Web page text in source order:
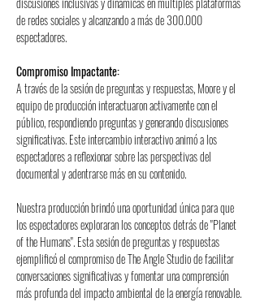
de redes sociales y alcanzando a más de 300.000
espectadores.
Compromiso Impactante:
A través de la sesión de preguntas y respuestas, Moore y el
equipo de producción interactuaron activamente con el
público, respondiendo preguntas y generando discusiones
significativas. Este intercambio interactivo animó a los
espectadores a reflexionar sobre las perspectivas del
documental y adentrarse más en su contenido.
Nuestra producción brindó una oportunidad única para que
los espectadores exploraran los conceptos detrás de "Planet
of the Humans". Esta sesión de preguntas y respuestas
ejemplificó el compromiso de The Angle Studio de facilitar
conversaciones significativas y fomentar una comprensión
más profunda del impacto ambiental de la energía renovable.